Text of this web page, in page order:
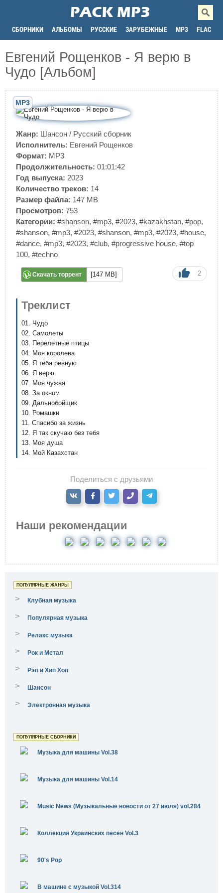
СБОРНИКИ АЛЬБОМЫ РУССКИЕ ЗАРУБЕЖНЫЕ MP3 FLAC
Евгений Рощенков - Я верю в
Чудо [Альбом]
MP3
Жанр: Шансон / Русский сборник
Исполнитель: Евгений Рощенков
Формат: MP3
Продолжительность: 01:01:42
Год выпуска: 2023
Количество треков: 14
Размер файла: 147 MB
Просмотров: 753
Категории: #shanson, #mp3, #2023, #kazakhstan, #pop,
#shanson, #mp3, #2023, #shanson, #mp3, #2023, #house,
#dance, #mp3, #2023, #club, #progressive house, #top
100, #techno
Скачать торрент [147 MB] 2
Треклист
01. Чудо
02. Самолеты
03. Перелетные птицы
04. Моя королева
05. Я тебя ревную
06. Я верю
07. Моя чужая
08. За окном
09. Дальнобойщик
10. Ромашки
11. Спасибо за жизнь
12. Я так скучаю без тебя
13. Моя душа
14. Мой Казахстан
Поделиться с друзьями
Наши рекомендации
ПОПУЛЯРНЫЕ ЖАНРЫ
> Клубная музыка
> Популярная музыка
> Релакс музыка
> Рок и Метал
> Рэп и Хип Хоп
> Шансон
> Электронная музыка
ПОПУЛЯРНЫЕ СБОРНИКИ
Музыка для машины Vol.38
Музыка для машины Vol.14
Music News (Музыкальные новости от 27 июля) vol.284
Коллекция Украинских песен Vol.3
90's Pop
В машине с музыкой Vol.314